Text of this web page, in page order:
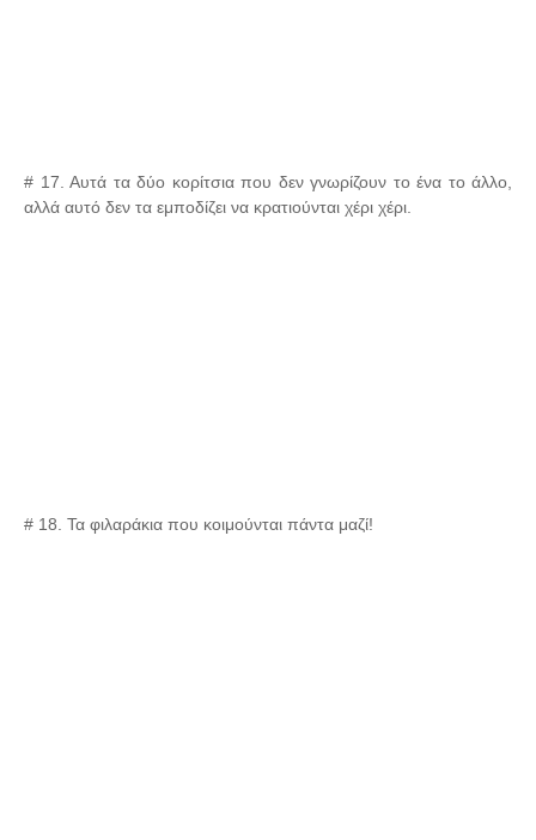
# 17. Αυτά τα δύο κορίτσια που δεν γνωρίζουν το ένα το άλλο,
αλλά αυτό δεν τα εμποδίζει να κρατιούνται χέρι χέρι.
# 18. Τα φιλαράκια που κοιμούνται πάντα μαζί!